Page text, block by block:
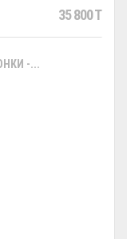
35 800 T
-...